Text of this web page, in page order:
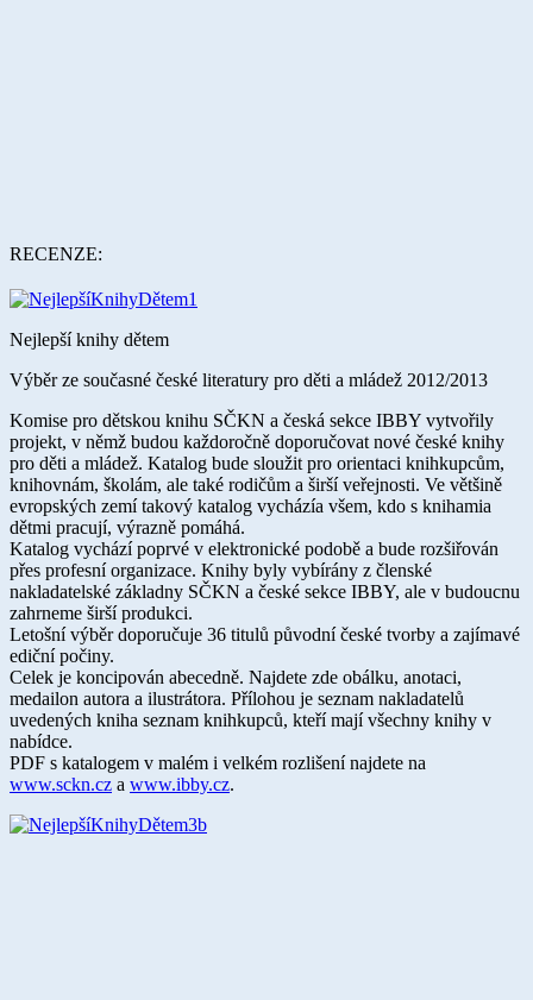
RECENZE:
Nejlepší knihy dětem
Výběr ze současné české literatury pro děti a mládež 2012/2013
Komise pro dětskou knihu SČKN a česká sekce IBBY vytvořily
projekt, v němž budou každoročně doporučovat nové české knihy
pro děti a mládež. Katalog bude sloužit pro orientaci knihkupcům,
knihovnám, školám, ale také rodičům a širší veřejnosti. Ve většině
evropských zemí takový katalog vycházía všem, kdo s knihamia
dětmi pracují, výrazně pomáhá.
Katalog vychází poprvé v elektronické podobě a bude rozšiřován
přes profesní organizace. Knihy byly vybírány z členské
nakladatelské základny SČKN a české sekce IBBY, ale v budoucnu
zahrneme širší produkci.
Letošní výběr doporučuje 36 titulů původní české tvorby a zajímavé
ediční počiny.
Celek je koncipován abecedně. Najdete zde obálku, anotaci,
medailon autora a ilustrátora. Přílohou je seznam nakladatelů
uvedených kniha seznam knihkupců, kteří mají všechny knihy v
nabídce.
PDF s katalogem v malém i velkém rozlišení najdete na
www.sckn.cz a www.ibby.cz.